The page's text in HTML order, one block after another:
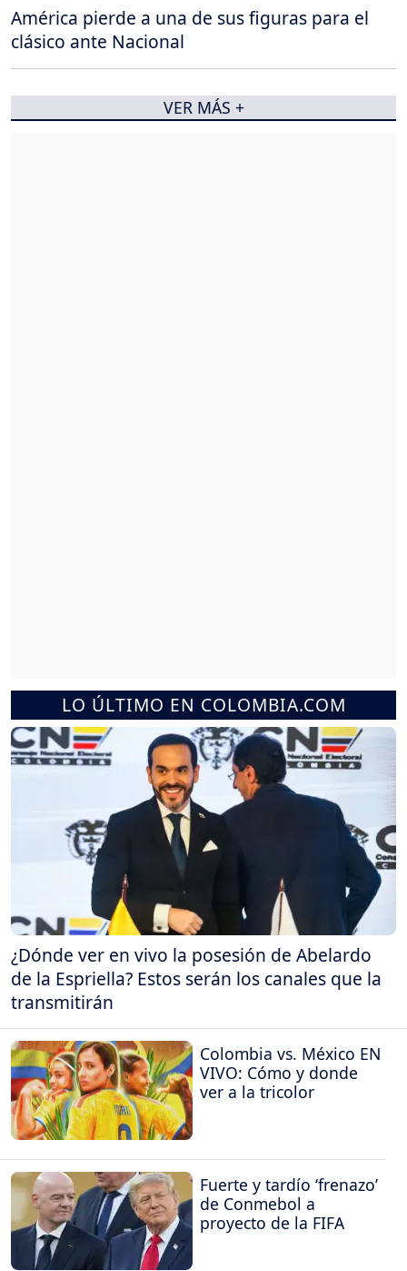
LO ÚLTIMO EN COLOMBIA.COM
¿Dónde ver en vivo la posesión de Abelardo
de la Espriella? Estos serán los canales que la
transmitirán
Colombia vs. México EN
VIVO: Cómo y donde
ver a la tricolor
Fuerte y tardío ‘frenazo’
de Conmebol a
proyecto de la FIFA
América pierde a una de sus figuras para el
clásico ante Nacional
VER MÁS +